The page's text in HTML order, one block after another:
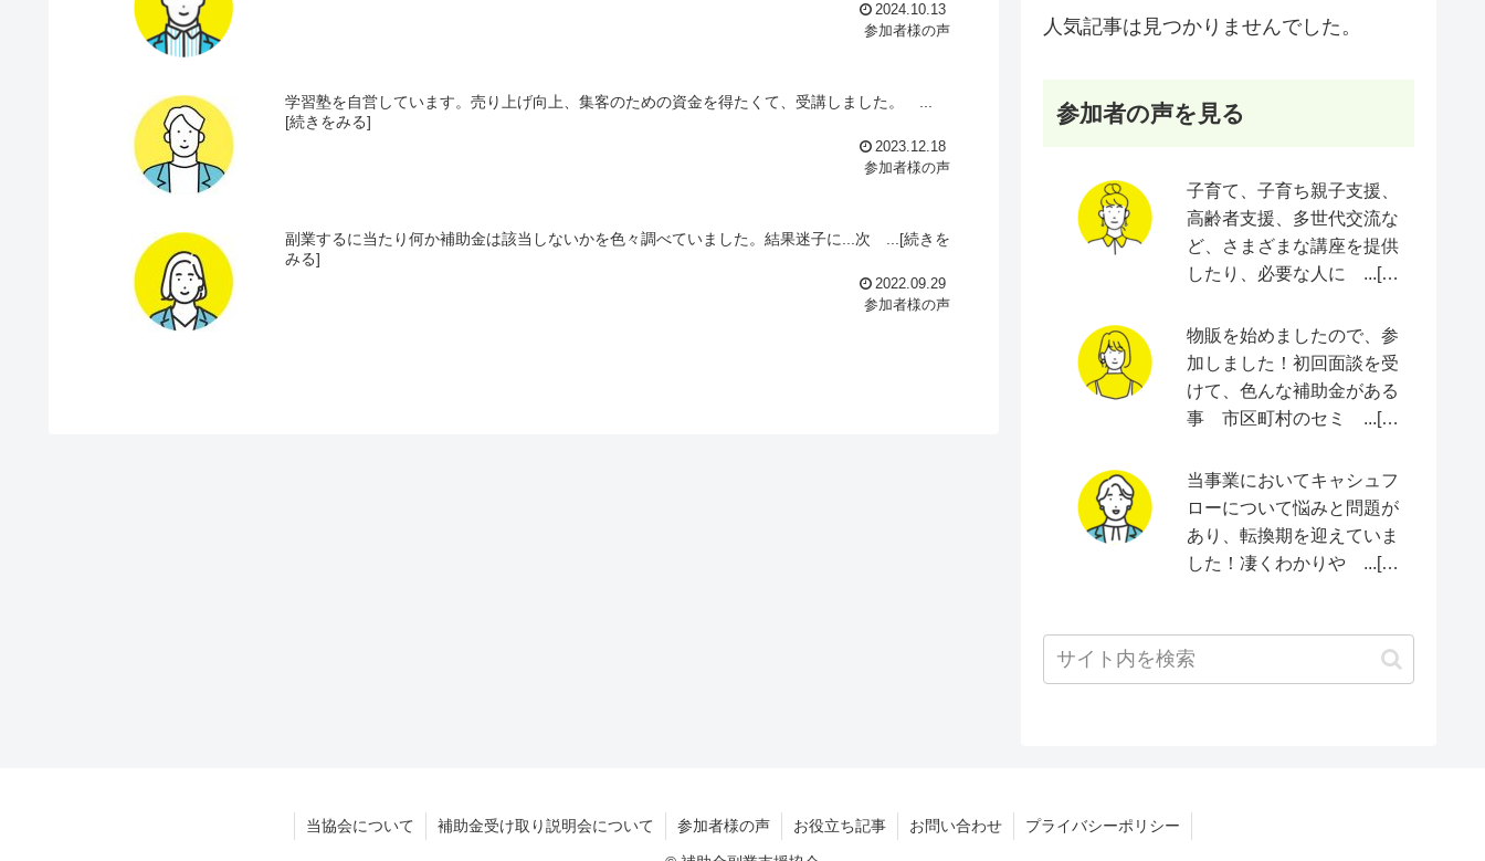
2024.10.13
参加者様の声
学習塾を自営しています。売り上げ向上、集客のための資金を得たくて、受講しました。 ...
[続きをみる]
2023.12.18
参加者様の声
副業するに当たり何か補助金は該当しないかを色々調べていました。結果迷子に...次 ...[続きを
みる]
2022.09.29
参加者様の声
人気記事は見つかりませんでした。
参加者の声を見る
子育て、子育ち親子支援、
高齢者支援、多世代交流な
ど、さまざまな講座を提供
したり、必要な人に ...[続
物販を始めましたので、参
加しました！初回面談を受
けて、色んな補助金がある
事 市区町村のセミ ...[続
当事業においてキャシュフ
ローについて悩みと問題が
あり、転換期を迎えていま
した！凄くわかりや ...[続
当協会について 補助金受け取り説明会について 参加者様の声 お役立ち記事 お問い合わせ プライバシーポリシー